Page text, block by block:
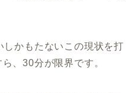
かもたないこの現状を打
、30分が限界です。